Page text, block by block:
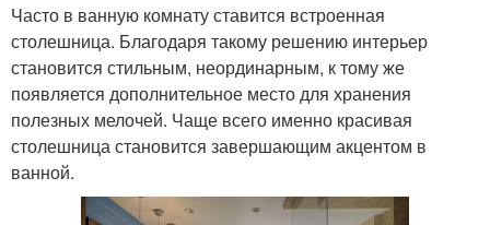
Часто в ванную комнату ставится встроенная
столешница. Благодаря такому решению интерьер
становится стильным, неординарным, к тому же
появляется дополнительное место для хранения
полезных мелочей. Чаще всего именно красивая
столешница становится завершающим акцентом в
ванной.